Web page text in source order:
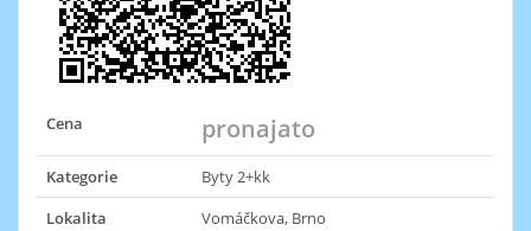
Cena pronajato
Kategorie
Byty 2+kk
Lokalita
Vomáčkova, Brno